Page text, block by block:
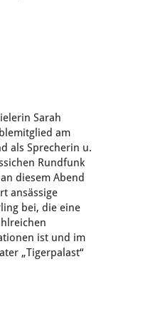
Sarah
am
als Sprecherin u.
Rundfunk
diesem Abend
ansässige
bei, die eine
ist und im
„Tigerpalast“